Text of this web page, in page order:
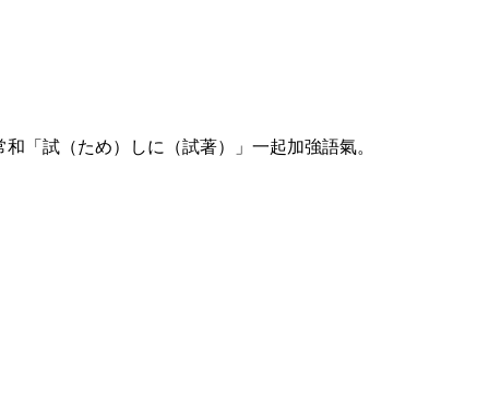
「試（ため）しに（試著）」一起加強語氣。